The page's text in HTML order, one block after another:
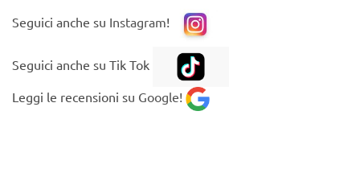
Seguici anche su Instagram!
Seguici anche su Tik Tok
Leggi le recensioni su Google!